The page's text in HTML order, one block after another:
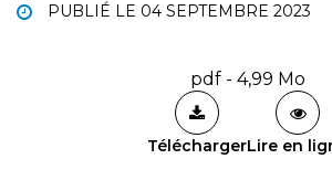
PUBLIÉ LE 04 SEPTEMBRE 2023
pdf - 4,99 Mo
TéléchargerLire en